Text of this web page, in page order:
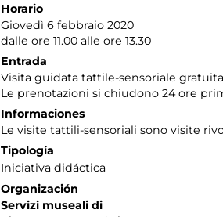
Horario
Giovedì 6 febbraio 2020
dalle ore 11.00 alle ore 13.30
Entrada
Visita guidata tattile-sensoriale
Le prenotazioni si chiudono 24 ore
Informaciones
Le visite tattili-sensoriali sono visite
Tipología
Iniciativa didáctica
Organización
Servizi museali di